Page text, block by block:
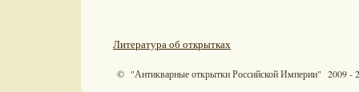
Литература об открытках
© "Антикварные открытки Российской Империи" 2009 -